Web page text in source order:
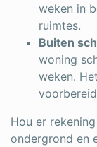
weken in
ruimtes.
Buiten
woning
weken.
Hou er
ondergrond en